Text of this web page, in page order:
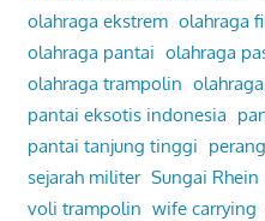
olahraga ekstrem olahraga
olahraga pantai olahraga
olahraga trampolin
pantai eksotis indonesia
pantai tanjung tinggi
sejarah militer Sungai Rhein
voli trampolin wife carrying